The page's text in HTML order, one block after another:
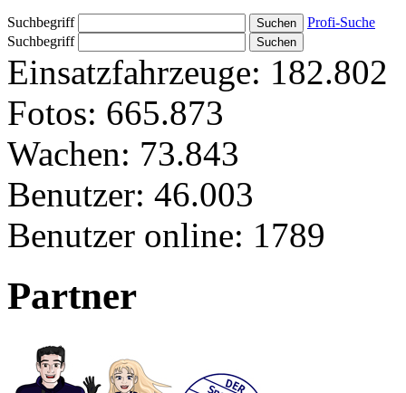
Suchbegriff
Profi-Suche
Suchbegriff
Einsatzfahrzeuge: 182.802
Fotos: 665.873
Wachen: 73.843
Benutzer: 46.003
Benutzer online: 1789
Partner